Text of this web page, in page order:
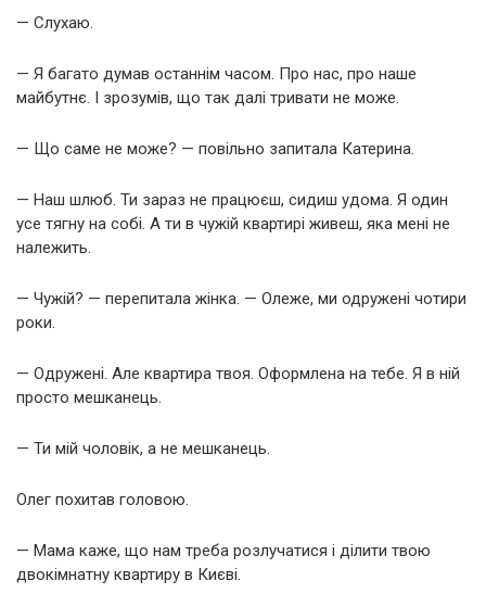
— Слухаю.
— Я багато думав останнім часом. Про нас, про наше
майбутнє. І зрозумів, що так далі тривати не може.
— Що саме не може? — повільно запитала Катерина.
— Наш шлюб. Ти зараз не працюєш, сидиш удома. Я один
усе тягну на собі. А ти в чужій квартирі живеш, яка мені не
належить.
— Чужій? — перепитала жінка. — Олеже, ми одружені чотири
роки.
— Одружені. Але квартира твоя. Оформлена на тебе. Я в ній
просто мешканець.
— Ти мій чоловік, а не мешканець.
Олег похитав головою.
— Мама каже, що нам треба розлучатися і ділити твою
двокімнатну квартиру в Києві.